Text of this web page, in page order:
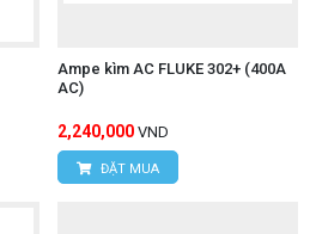
Ampe kìm AC FLUKE 302+ (400A
AC)
2,240,000 VND
ĐẶT MUA